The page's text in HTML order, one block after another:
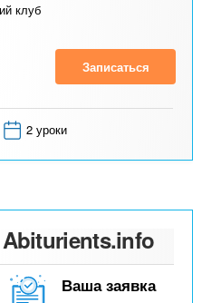
клуб
Записаться
2 уроки
Ваша заявка